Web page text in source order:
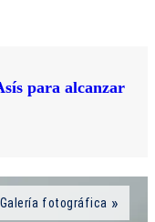
para alcanzar
Galería fotográfica